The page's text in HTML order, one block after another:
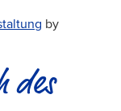
by
des